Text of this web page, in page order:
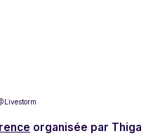
organisée par Thiga